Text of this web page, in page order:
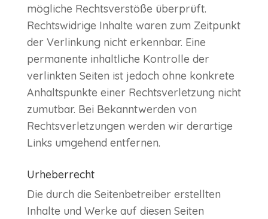
mögliche Rechtsverstöße überprüft.
Rechtswidrige Inhalte waren zum Zeitpunkt
der Verlinkung nicht erkennbar. Eine
permanente inhaltliche Kontrolle der
verlinkten Seiten ist jedoch ohne konkrete
Anhaltspunkte einer Rechtsverletzung nicht
zumutbar. Bei Bekanntwerden von
Rechtsverletzungen werden wir derartige
Links umgehend entfernen.
Urheberrecht
Die durch die Seitenbetreiber erstellten
Inhalte und Werke auf diesen Seiten